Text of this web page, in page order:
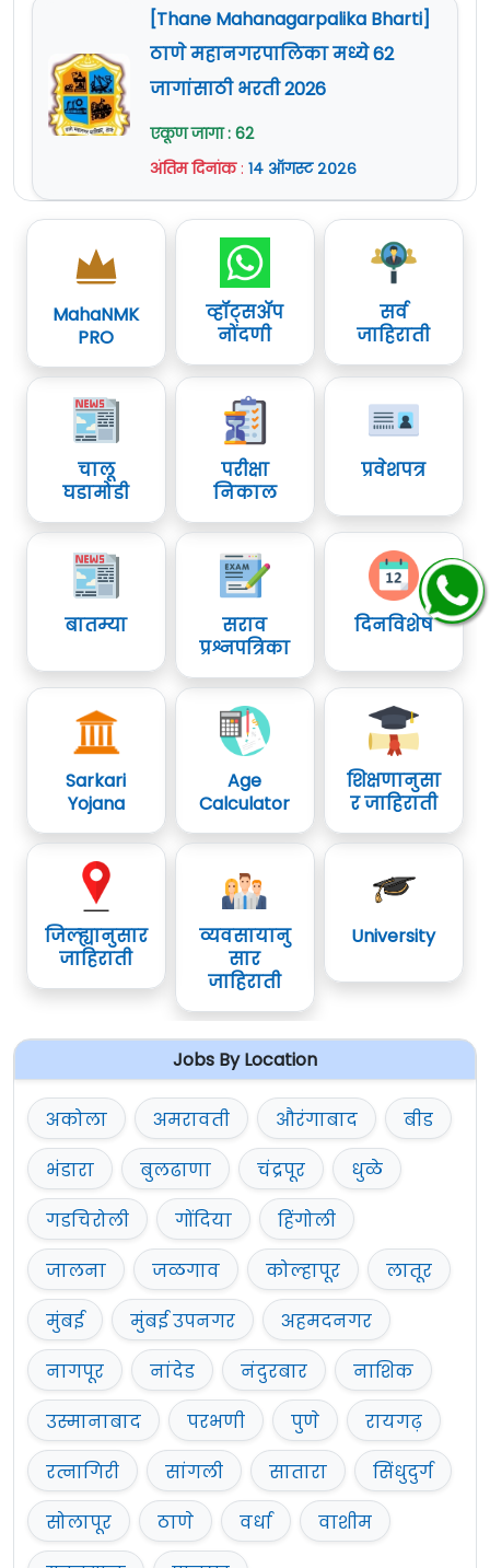
[Thane Mahanagarpalika Bharti]
ठाणे महानगरपालिका मध्ये 62
जागांसाठी भरती 2026
एकूण जागा : 62
अंतिम दिनांक: १४ ऑगस्ट २०२६
MahaNMK
PRO
व्हॉट्सॲप
नोंदणी
सर्व
जाहिराती
चालू
घडामोडी
परीक्षा
निकाल
प्रवेशपत्र
बातम्या
सराव
प्रश्नपत्रिका
दिनविशेष
Sarkari
Yojana
Age
Calculator
शिक्षणानुसा
र जाहिराती
जिल्ह्यानुसार
जाहिराती
व्यवसायानु
सार
जाहिराती
University
Jobs By Location
अकोला अमरावती औरंगाबाद
बीड
भंडारा
बुलढाणा चंद्रपूर
धुळे
गडचिरोली
गोंदिया
हिंगोली
जालना
जळगाव कोल्हापूर
लातूर
मुंबई
मुंबई उपनगर
अहमदनगर
नागपूर
नांदेड नंदुरबार
नाशिक
उस्मानाबाद
परभणी पुणे
रायगढ़
रत्नागिरी
सांगली सातारा
सिंधुदुर्ग
सोलापूर
ठाणे वर्धा
वाशीम